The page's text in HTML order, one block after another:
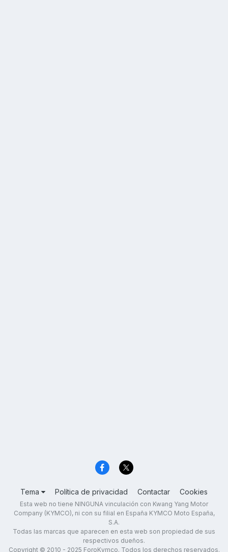
Tema Política de privacidad Contactar Cookies
Esta web no tiene NINGUNA vinculación con Kwang Yang Motor
Company (KYMCO), ni con su filial en España KYMCO Moto España,
S.A.
Todas las marcas que aparecen en esta web son propiedad de sus
respectivos dueños.
Copyright © 2010 - 2025 ForoKymco. Todos los derechos reservados.